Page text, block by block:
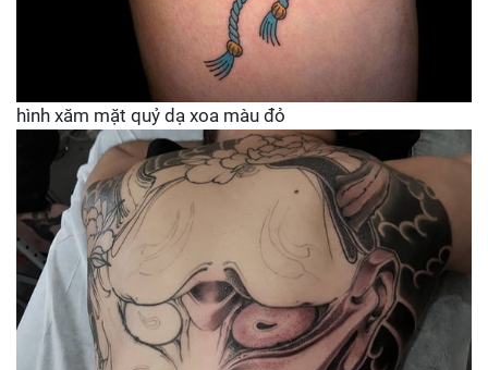
hình xăm mặt quỷ dạ xoa màu đỏ